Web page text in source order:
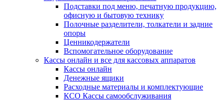
Подставки под меню, печатную продукцию,
офисную и бытовую технику
Полочные разделители, толкатели и задние
опоры
Ценникодержатели
Вспомогательное оборудование
Кассы онлайн и все для кассовых аппаратов
Кассы онлайн
Денежные ящики
Расходные материалы и комплектующие
КСО Кассы самообслуживания